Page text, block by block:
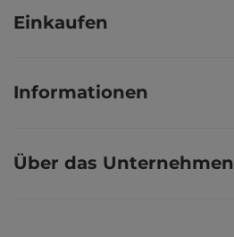
Einkaufen
Informationen
Über das Unternehmen